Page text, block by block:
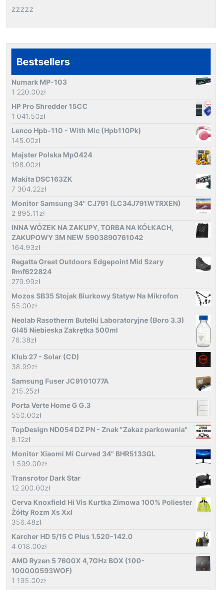
zzzzz
Bestsellers
Numark MP-103
1 220.00zł
HP Pro Shredder 15CC
1 041.50zł
Lenco Hpb-110 - With Mic (Hpb110Pk)
145.00zł
Majster Polska Mp0424
198.00zł
Makita DSC163ZK
7 304.22zł
Monitor Samsung 34'' CJ791 (LC34J791WTRXEN)
2 895.11zł
INNA WÓZEK NA ZAKUPY, TORBA NA KÓŁKACH,
ZAKUPOWY 3M NEW 5903890761042
164.93zł
Regatta Great Outdoors Edgepoint Mid Szary
Rmf622824
279.99zł
Mozos SB35 Stojak Biurkowy Statyw Na Mikrofon
55.00zł
Neolab Rasotherm Butelki Laboratoryjne (Boro 3.3)
Gl45 Niebieska Zakrętka 500ml
76.38zł
Klub 27 - Solar (CD)
38.99zł
Samsung Fuser JC9101077A
215.25zł
Porta Verte Home G G.3
550.00zł
TopDesign ND054 DZ PN - Znak "Zakaz parkowania"
8.12zł
Monitor Xiaomi Mi Curved 34" BHR5133GL
1 599.00zł
Transrotor Dark Star
12 200.00zł
Cerva Knoxfield Hi Vis Kurtka Zimowa 100% Poliester
Żółty Rozm Xs Xxl
356.48zł
Karcher HD 5/15 C Plus 1.520-142.0
4 018.00zł
AMD Ryzen 5 7600X 4,7GHz BOX (100-
100000593WOF)
1 195.00zł